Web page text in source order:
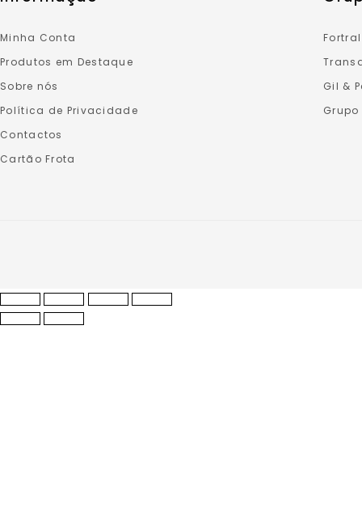
Minha Conta
Produtos em Destaque
Sobre nós
Política de Privacidade
Contactos
Cartão Frota
Fortral
Gil &